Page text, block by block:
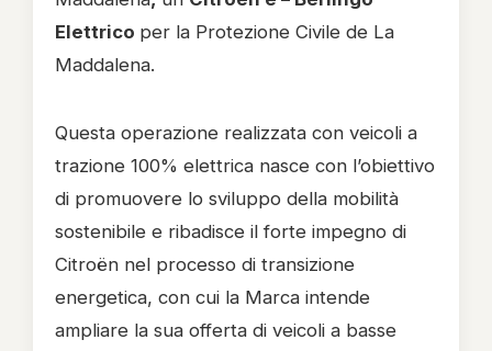
Elettrico per la Protezione Civile de La
Maddalena.
Questa operazione realizzata con veicoli a
trazione 100% elettrica nasce con l’obiettivo
di promuovere lo sviluppo della mobilità
sostenibile e ribadisce il forte impegno di
Citroën nel processo di transizione
energetica, con cui la Marca intende
ampliare la sua offerta di veicoli a basse